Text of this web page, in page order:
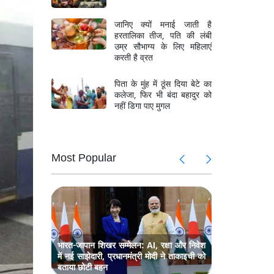
जानिए क्यों मनाई जाती है
हरतालिका तीज, पति की लंबी
उम्र सौभाग्य के लिए महिलाएं
करती है व्रत
पिता के मुंह में ठूंस दिया बेटे का
कलेजा, फिर भी बंदा बहादुर को
नहीं डिगा पाए मुगल
Most Popular
नेशनल
10
की
पर
भारत-जापान शिखर सम्मेलन: AI, रक्षा और निवेश
में नई साझेदारी, प्रधानमंत्री मोदी ने ताकाइची को
बताया छोटी बहन